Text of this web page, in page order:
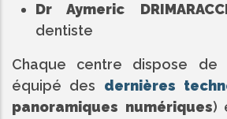
Dr Aymeric
dentiste
Chaque centre dispose de
équipé des dernières
panoramiques numériques)